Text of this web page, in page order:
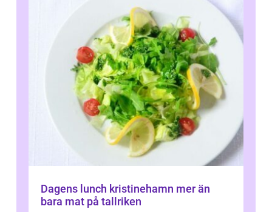
Dagens lunch kristinehamn mer än
bara mat på tallriken